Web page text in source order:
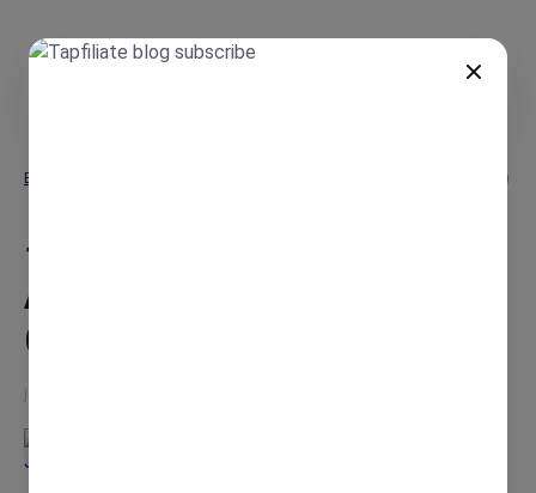
Blog 15 Melhores Programas de Afiliados de IA em 2026 (Comparados)
15 Melhores Programas de
Afiliados de IA em 2026
(Comparados)
jun 30, 2026